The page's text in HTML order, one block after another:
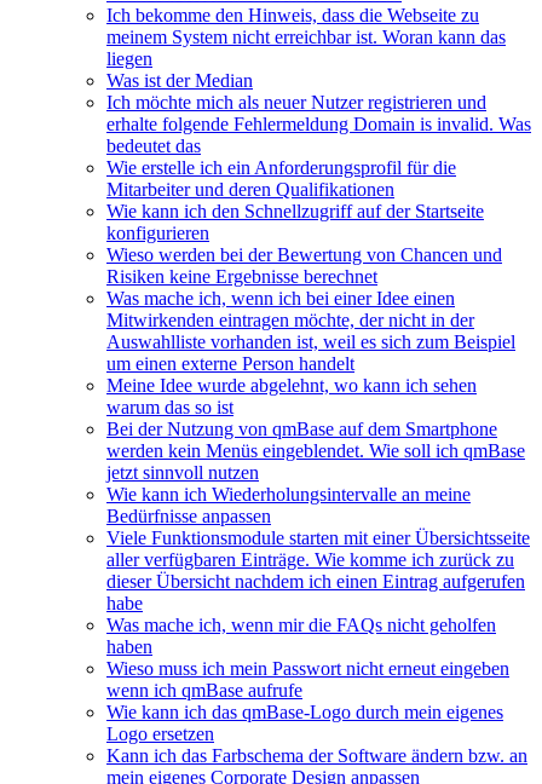
Ich bekomme den Hinweis, dass die Webseite zu
meinem System nicht erreichbar ist. Woran kann das
liegen
Was ist der Median
Ich möchte mich als neuer Nutzer registrieren und
erhalte folgende Fehlermeldung Domain is invalid. Was
bedeutet das
Wie erstelle ich ein Anforderungsprofil für die
Mitarbeiter und deren Qualifikationen
Wie kann ich den Schnellzugriff auf der Startseite
konfigurieren
Wieso werden bei der Bewertung von Chancen und
Risiken keine Ergebnisse berechnet
Was mache ich, wenn ich bei einer Idee einen
Mitwirkenden eintragen möchte, der nicht in der
Auswahlliste vorhanden ist, weil es sich zum Beispiel
um einen externe Person handelt
Meine Idee wurde abgelehnt, wo kann ich sehen
warum das so ist
Bei der Nutzung von qmBase auf dem Smartphone
werden kein Menüs eingeblendet. Wie soll ich qmBase
jetzt sinnvoll nutzen
Wie kann ich Wiederholungsintervalle an meine
Bedürfnisse anpassen
Viele Funktionsmodule starten mit einer Übersichtsseite
aller verfügbaren Einträge. Wie komme ich zurück zu
dieser Übersicht nachdem ich einen Eintrag aufgerufen
habe
Was mache ich, wenn mir die FAQs nicht geholfen
haben
Wieso muss ich mein Passwort nicht erneut eingeben
wenn ich qmBase aufrufe
Wie kann ich das qmBase-Logo durch mein eigenes
Logo ersetzen
Kann ich das Farbschema der Software ändern bzw. an
mein eigenes Corporate Design anpassen